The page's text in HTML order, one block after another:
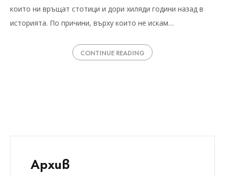
които ни връщат стотици и дори хиляди години назад в
историята. По причини, върху които не искам…
CONTINUE READING
Архив